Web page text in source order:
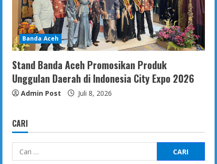
Banda Aceh
Stand Banda Aceh Promosikan Produk
Unggulan Daerah di Indonesia City Expo 2026
Admin Post Juli 8, 2026
CARI
Cari
untuk: